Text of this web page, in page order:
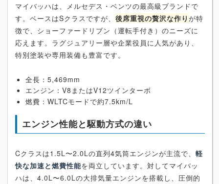
マイバッハは、メルセデス・ベンツの最高級ブランドで
す。ベースはSクラスですが、 後席重視の贅沢な作り が特
徴で、ショーファードリブン（運転手付き）のニーズに
応えます。ラグジュアリー層や企業役員に人気があり、
特別塗装や専用装備も豊富です。
全長：5,469mm
エンジン：V8またはV12ツインターボ
燃費：WLTCモードで約7.5km/L
エンジン性能と駆動方式の違い
Cクラスは1.5L〜2.0Lの直列4気筒エンジンが主流で、 軽
快な加速と燃費性能を両立しています。対してマイバッ
ハは、4.0L〜6.0Lの大排気量エンジンを搭載し、圧倒的